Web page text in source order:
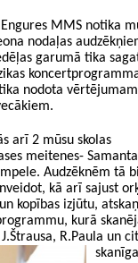
MMS notika
nodaļas
garumā tika
nodota vērtējumam
arī 2 mūsu skolas
meitenes- Samanta
Audzēknēm tā
kā arī sajust
kopības izjūtu,
kurā
R.Paula un